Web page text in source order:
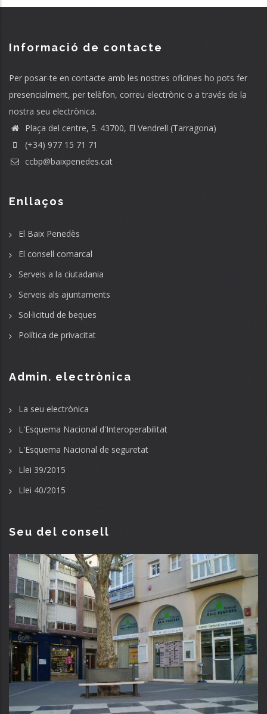
Informació de contacte
Per posar-te en contacte amb les nostres oficines ho pots fer
presencialment, per telèfon, correu electrònic o a través de la
nostra seu electrònica.
Plaça del centre, 5. 43700, El Vendrell (Tarragona)
(+34) 977 15 71 71
ccbp@baixpenedes.cat
Enllaços
El Baix Penedès
El consell comarcal
Serveis a la ciutadania
Serveis als ajuntaments
Sol·licitud de beques
Política de privacitat
Admin. electrònica
La seu electrònica
L'Esquema Nacional d'Interoperabilitat
L'Esquema Nacional de seguretat
Llei 39/2015
Llei 40/2015
Seu del consell